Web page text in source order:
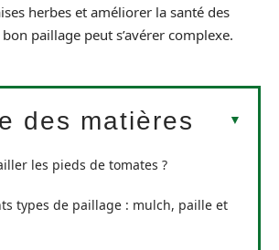
herbes et améliorer la santé des
paillage peut s’avérer complexe.
des matières
les pieds de tomates ?
types de paillage : mulch, paille et